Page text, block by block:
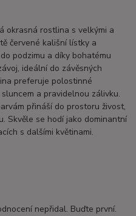
okrasná rostlina s velkými a
červené kališní lístky a
podzimu a díky bohatému
ideální do závěsných
preferuje polostinné
a pravidelnou zálivku.
přináší do prostoru živost,
Skvěle se hodí jako dominantní
s dalšími květinami.
nepřidal. Buďte první.